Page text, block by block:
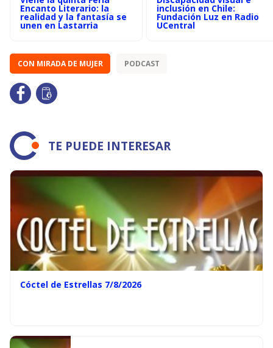
Encanto Literario: la
realidad y la fantasía se
unen en Lastarria
inclusión en Chile:
Fundación Luz en Radio
UCentral
CON MIRADA DE MUJER PODCAST
TE PUEDE INTERESAR
Cóctel de Estrellas 7/8/2026